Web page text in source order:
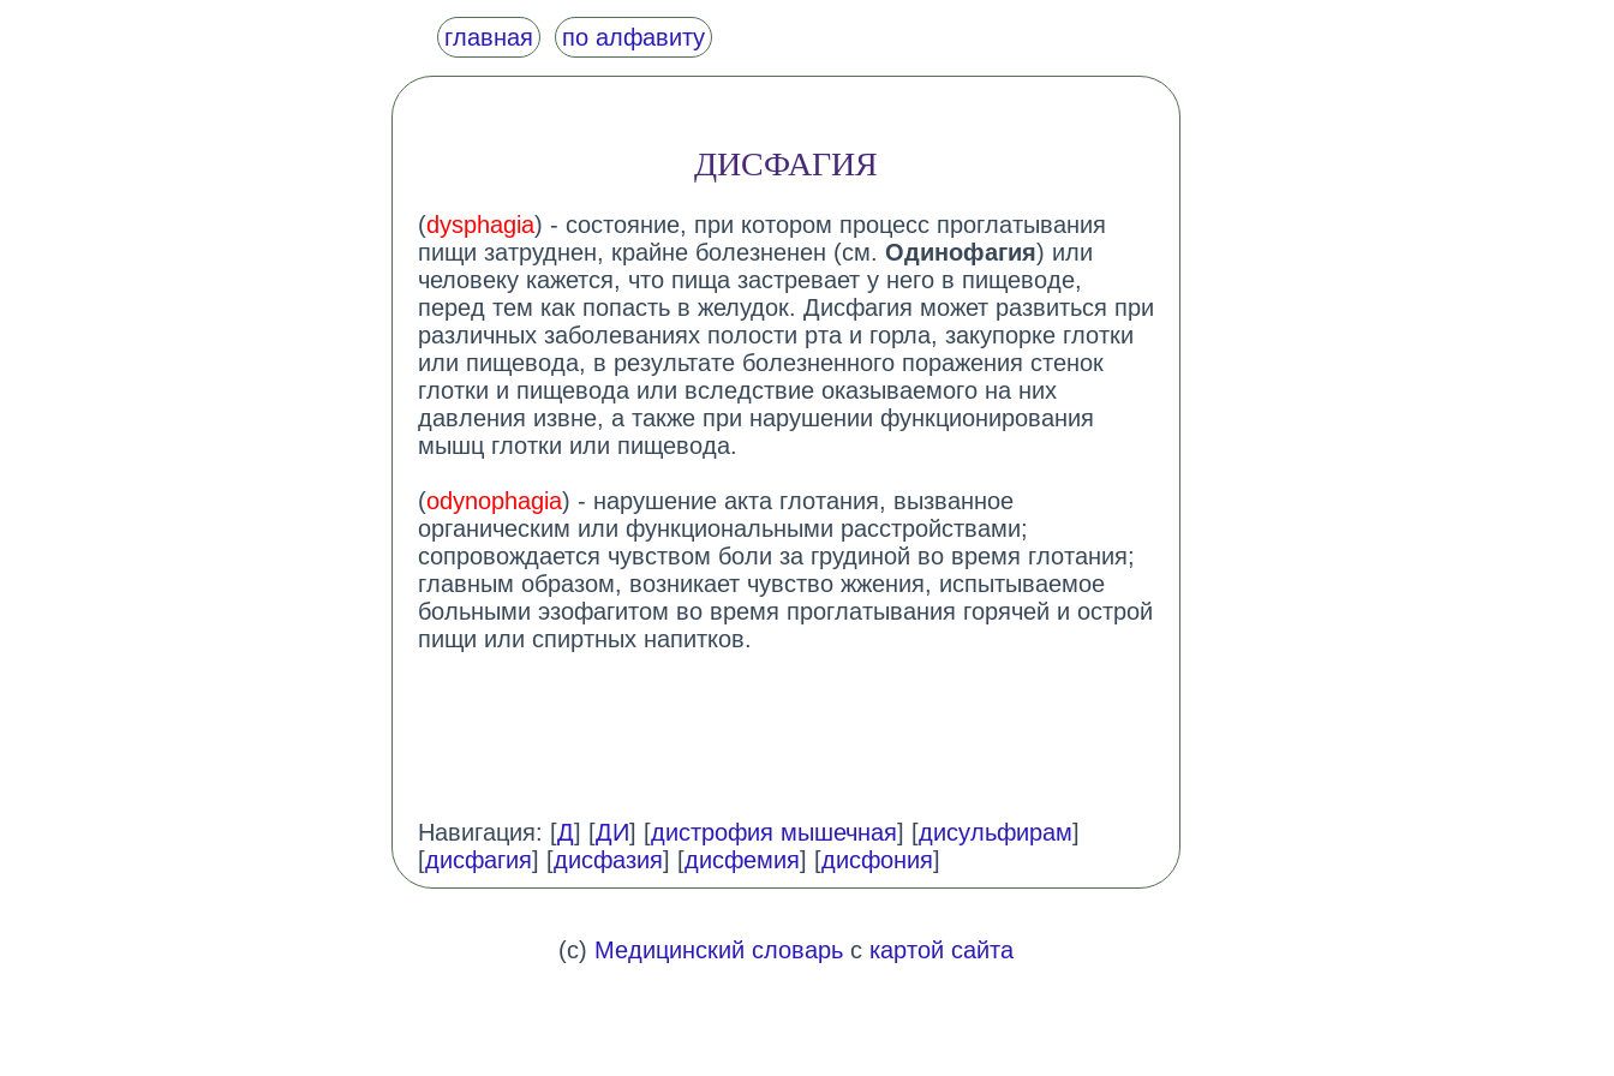
главная по алфавиту
ДИСФАГИЯ
(dysphagia) - состояние, при котором процесс проглатывания
пищи затруднен, крайне болезненен (см. Одинофагия) или
человеку кажется, что пища застревает у него в пищеводе,
перед тем как попасть в желудок. Дисфагия может развиться при
различных заболеваниях полости рта и горла, закупорке глотки
или пищевода, в результате болезненного поражения стенок
глотки и пищевода или вследствие оказываемого на них
давления извне, а также при нарушении функционирования
мышц глотки или пищевода.
(odynophagia) - нарушение акта глотания, вызванное
органическим или функциональными расстройствами;
сопровождается чувством боли за грудиной во время глотания;
главным образом, возникает чувство жжения, испытываемое
больными эзофагитом во время проглатывания горячей и острой
пищи или спиртных напитков.
Навигация: [Д] [ДИ] [дистрофия мышечная] [дисульфирам]
[дисфагия] [дисфазия] [дисфемия] [дисфония]
(c) Медицинский словарьс картой сайта